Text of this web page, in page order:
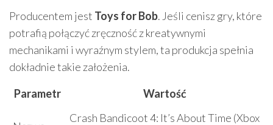
Producentem jest Toys for Bob. Jeśli cenisz gry, które
potrafią połączyć zręczność z kreatywnymi
mechanikami i wyraźnym stylem, ta produkcja spełnia
dokładnie takie założenia.
Parametr
Wartość
Crash Bandicoot 4: It’s About Time (Xbox